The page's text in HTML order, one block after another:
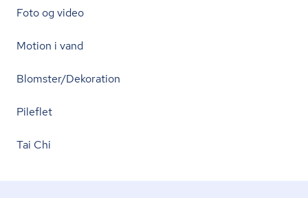
Foto og video
Motion i vand
Blomster/Dekoration
Pileflet
Tai Chi